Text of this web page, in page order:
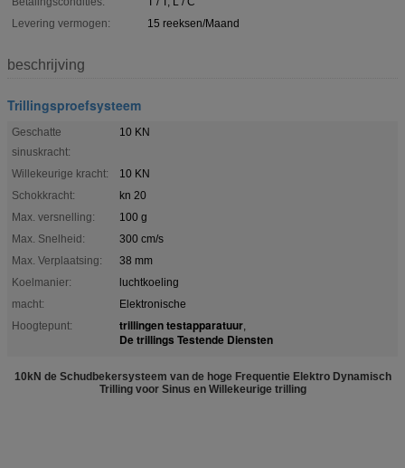
Levering vermogen:
15 reeksen/Maand
beschrijving
Trillingsproefsysteem
Geschatte
sinuskracht:
10 KN
Willekeurige kracht:
10 KN
Schokkracht:
kn 20
Max. versnelling:
100 g
Max. Snelheid:
300 cm/s
Max. Verplaatsing:
38 mm
Koelmanier:
luchtkoeling
macht:
Elektronische
Hoogtepunt:
trillingen testapparatuur,
De trillings Testende Diensten
10kN de Schudbekersysteem van de hoge Frequentie Elektro Dynamisch
Trilling voor Sinus en Willekeurige trilling